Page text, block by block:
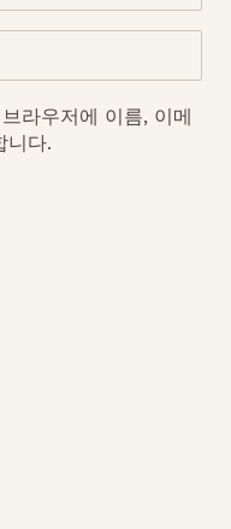
라우저에 이름, 이메
니다.